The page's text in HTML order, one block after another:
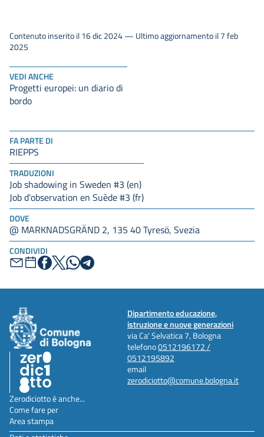
FA PARTE DI
RIEPPS
TRADUZIONI
Job shadowing in Sweden #3 (en)
Job d'observation en Suède #3 (fr)
DOVE
@ MARKNADSGRÄND 2, 135 40 Tyresö, Svezia
CONDIVIDI
VEDI ANCHE
Progetti europei: un diario di
bordo
Contenuto inserito il 16 dic 2024 — Ultimo aggiornamento il 7 feb
2025
Dipartimento educazione,
istruzione e nuove generazioni
via Ca' Selvatica 7, Bologna
telefono0512196172 /
0512195892
email
zerodiciotto@comune.bologna.it
Zerodiciotto è anche...
Come fare per
Area stampa